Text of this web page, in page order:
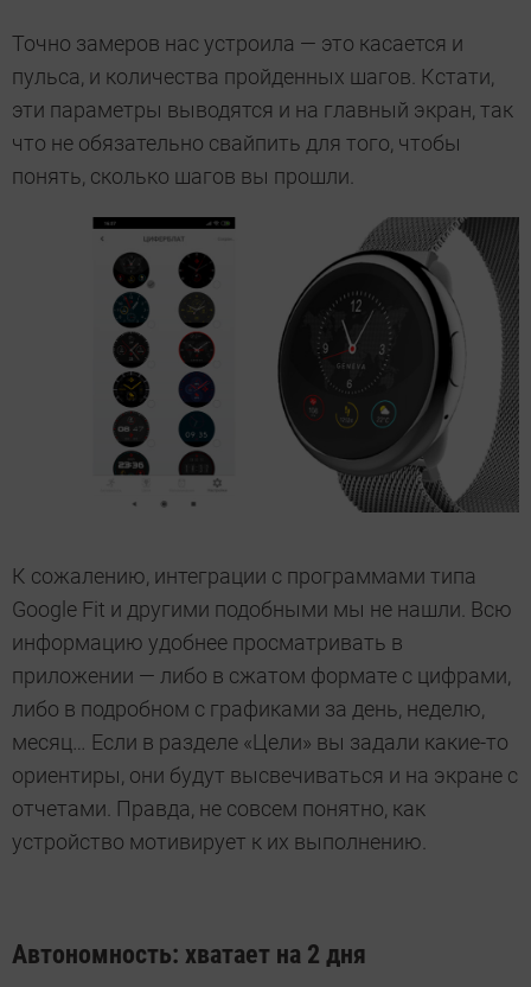
Точно замеров нас устроила — это касается и
пульса, и количества пройденных шагов. Кстати,
эти параметры выводятся и на главный экран, так
что не обязательно свайпить для того, чтобы
понять, сколько шагов вы прошли.
К сожалению, интеграции с программами типа
Google Fit и другими подобными мы не нашли. Всю
информацию удобнее просматривать в
приложении — либо в сжатом формате с цифрами,
либо в подробном с графиками за день, неделю,
месяц… Если в разделе «Цели» вы задали какие-то
ориентиры, они будут высвечиваться и на экране с
отчетами. Правда, не совсем понятно, как
устройство мотивирует к их выполнению.
Автономность: хватает на 2 дня